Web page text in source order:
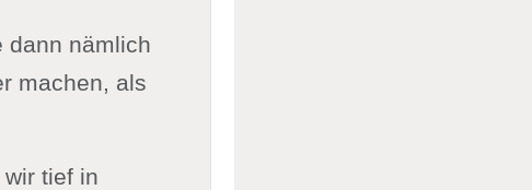
dann nämlich
machen, als
tief in